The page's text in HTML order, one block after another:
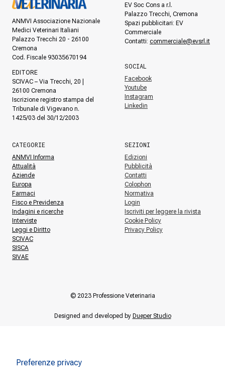
ANMVI Associazione Nazionale
Medici Veterinari Italiani
Palazzo Trecchi 20 - 26100
Cremona
Cod. Fiscale 93035670194
EDITORE
SCIVAC – Via Trecchi, 20 |
26100 Cremona
Iscrizione registro stampa del
Tribunale di Vigevano n.
1425/03 del 30/12/2003
EV Soc Cons a r.l.
Palazzo Trecchi, Cremona
Spazi pubblicitari: EV
Commerciale
Contatti: commerciale@evsrl.it
SOCIAL
Facebook
Youtube
Instagram
Linkedin
CATEGORIE
ANMVI Informa
Attualità
Aziende
Europa
Farmaci
Fisco e Previdenza
Indagini e ricerche
Interviste
Leggi e Diritto
SCIVAC
SISCA
SIVAE
SEZIONI
Edizioni
Pubblicità
Contatti
Colophon
Normativa
Login
Iscriviti per leggere la rivista
Cookie Policy
Privacy Policy
© 2023 Professione Veterinaria
Designed and developed by Dueper Studio